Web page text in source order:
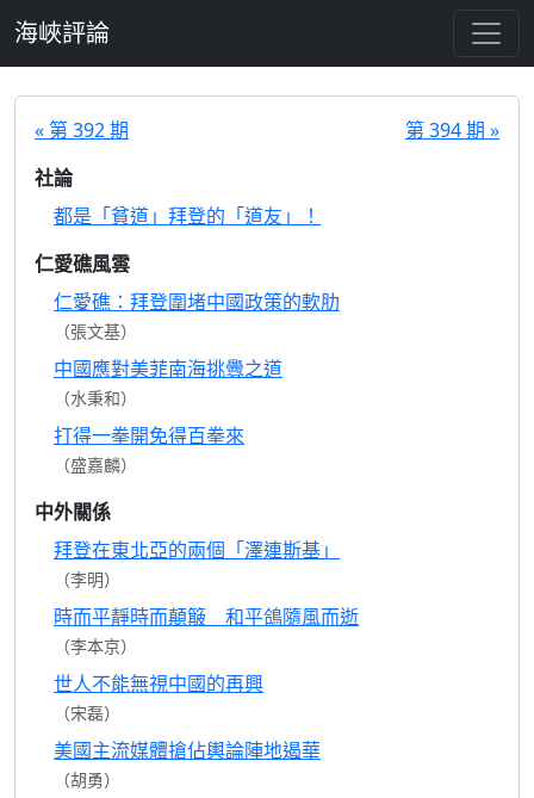
海峽評論
« 第 392 期
第 394 期 »
社論
都是「貧道」拜登的「道友」！
仁愛礁風雲
仁愛礁：拜登圍堵中國政策的軟肋
（張文基）
中國應對美菲南海挑釁之道
（水秉和）
打得一拳開免得百拳來
（盛嘉麟）
中外關係
拜登在東北亞的兩個「澤連斯基」
（李明）
時而平靜時而顛簸 和平鴿隨風而逝
（李本京）
世人不能無視中國的再興
（宋磊）
美國主流媒體搶佔輿論陣地遏華
（胡勇）